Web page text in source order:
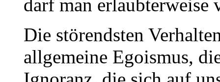
darf man erlaubterweise
Die störendsten
allgemeine Egoismus,